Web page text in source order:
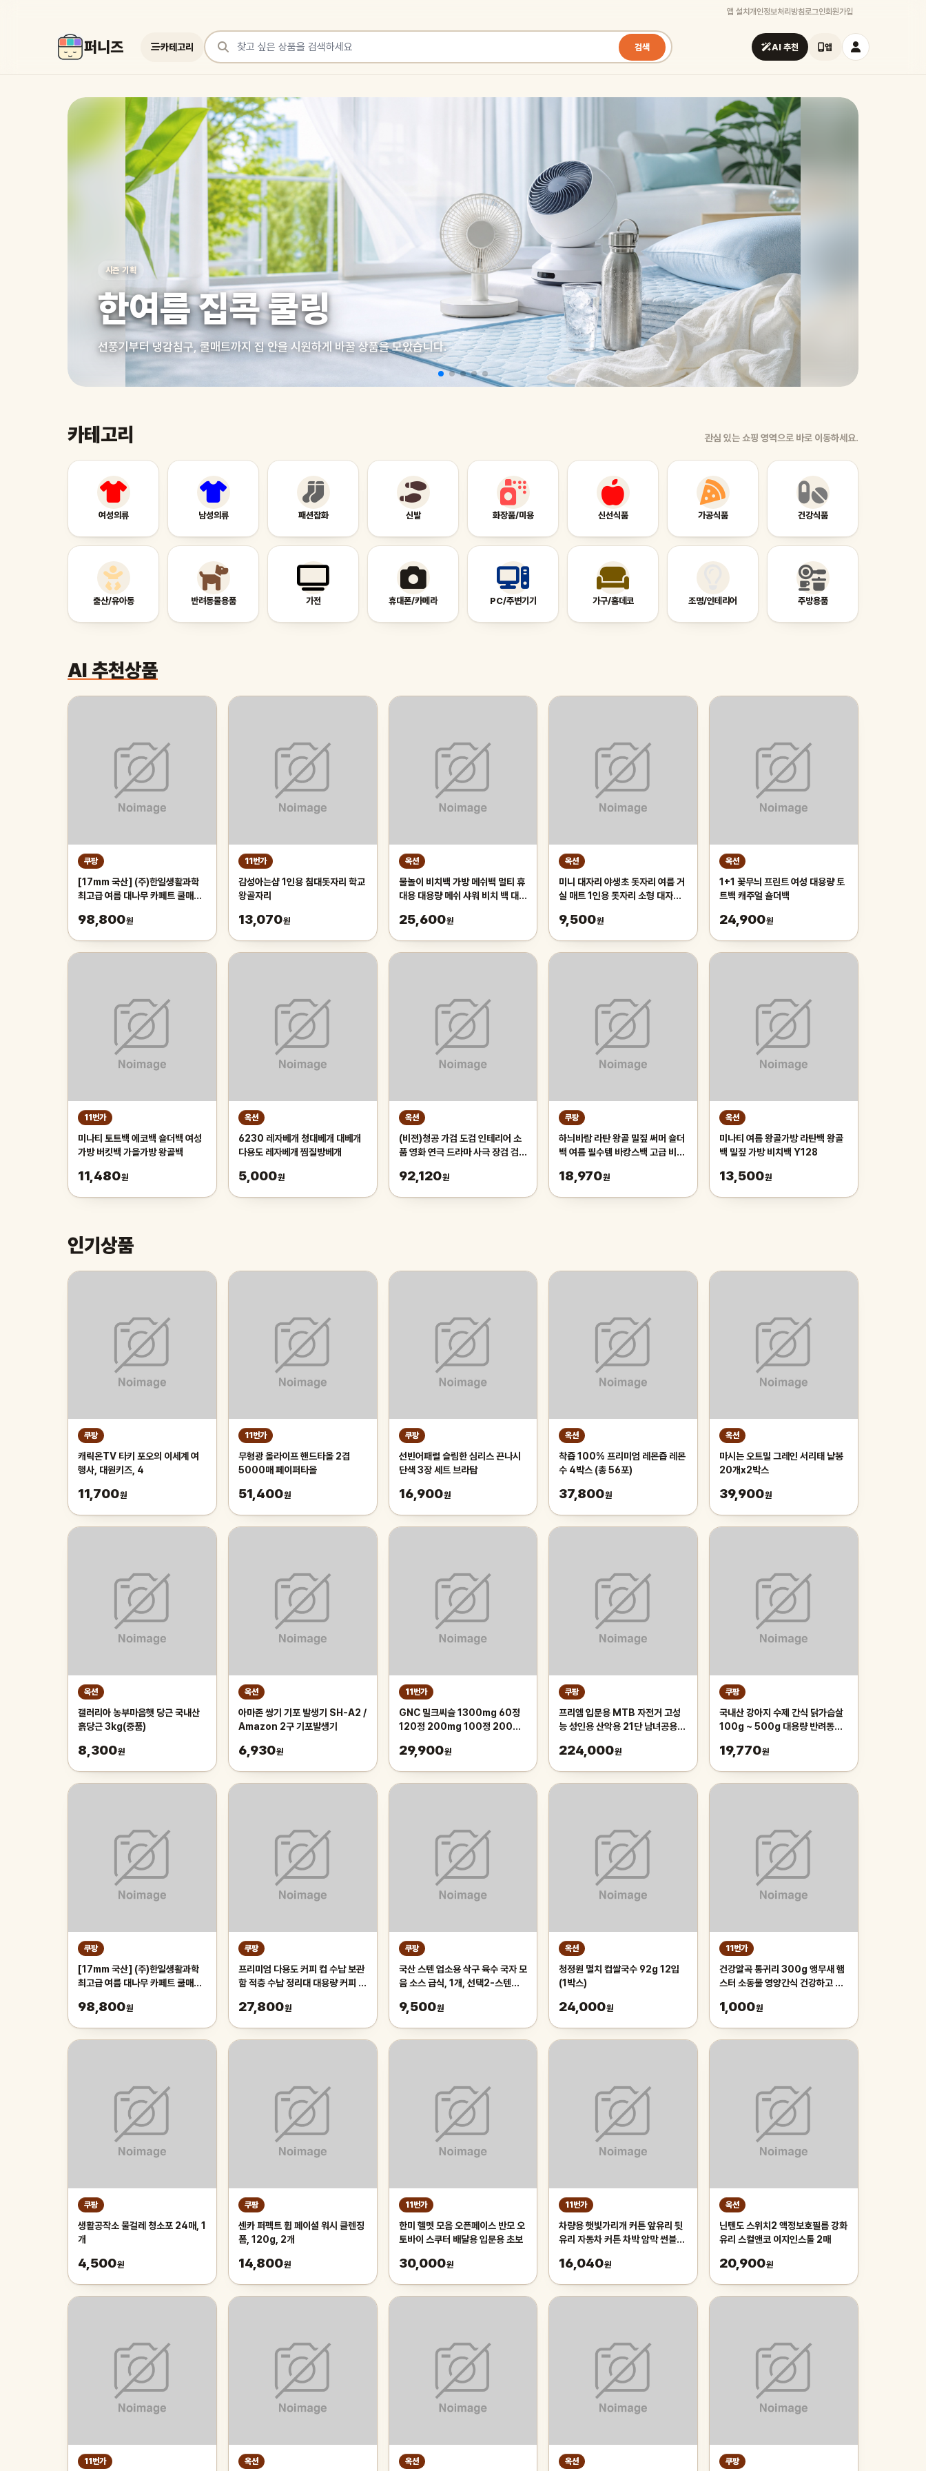
앱 설치 개인정보처리방침로그인회원가입
퍼니즈 카테고리
상품 검색
검색 AI 추천 앱
여러 쇼핑몰 상품을 한곳에서 찾아보세요
시즌 기획
한여름 집콕 쿨링
선풍기부터 냉감침구, 쿨매트까지 집 안을 시원하게 바꿀 상품을 모았습니다.
카테고리 관심 있는 쇼핑 영역으로 바로 이동하세요.
여성의류 남성의류 패션잡화 신발 화장품/미용 신선식품 가공식품 건강식품
출산/유아동 반려동물용품 가전 휴대폰/카메라 PC/주변기기 가구/홈데코 조명/인테리어 주방용품
AI 추천상품
쿠팡
[17mm 국산] (주)한일생활과학
최고급 여름 대나무 카페트 쿨매트
실 침대 장판 자리_두꺼운 폭신한
98,800원
11번가
감성아는샵 1인용 침대돗자리 학교
왕골자리
13,070원
옥션
물놀이 비치백 가방 메쉬백 멀티 휴
대용 대용량 메쉬 샤워 비치 백 대학
25,600원
옥션
미니 대자리 야생초 돗자리 여름 거
실 매트 1인용 돗자리 소형 대자리
9,500원
옥션
1+1 꽃무늬 프린트 여성 대용량 토
트백 캐주얼 숄더백
24,900원
11번가
미나티 토트백 에코백 숄더백 여성
가방 버킷백 가을가방 왕골백
11,480원
옥션
6230 레자베개 청대베개 대베개
다용도 레자베개 찜질방베개
5,000원
옥션
(비젼)청공 가검 도검 인테리어 소
품 영화 연극 드라마 사극 장검 검도
92,120원
쿠팡
하늬바람 라탄 왕골 밀짚 써머 숄더
백 여름 필수템 바캉스백 고급 비치
18,970원
옥션
미나티 여름 왕골가방 라탄백 왕골
백 밀짚 가방 비치백 Y128
13,500원
인기상품
쿠팡
캐릭온TV 타키 포오의 이세계 여
행사, 대원키즈, 4
11,700원
11번가
무형광 올라이프 핸드타올 2겹
5000매 페이퍼타올
51,400원
쿠팡
선빈어패럴 슬림한 심리스 끈나시
단색 3장 세트 브라탑
16,900원
옥션
착즙 100% 프리미엄 레몬즙 레몬
수 4박스 (총 56포)
37,800원
옥션
마시는 오트밀 그레인 서리태 낱봉
20개x2박스
39,900원
옥션
갤러리아 농부마음햇 당근 국내산
흙당근 3kg(중품)
8,300원
옥션
아마존 쌍기 기포 발생기 SH-A2 /
Amazon 2구 기포발생기
6,930원
11번가
GNC 밀크씨슬 1300mg 60정
120정 200mg 100정 200정
29,900원
쿠팡
프리엠 입문용 MTB 자전거 고성
능 성인용 산악용 21단 남녀공용
175cm, 그레이 오렌지/21단/26
224,000원
쿠팡
국내산 강아지 수제 간식 닭가슴살
100g ~ 500g 대용량 반려동물
개
19,770원
쿠팡
[17mm 국산] (주)한일생활과학
최고급 여름 대나무 카페트 쿨매트
실 침대 장판 자리_두꺼운 폭신한
98,800원
쿠팡
프리미엄 다용도 커피 컵 수납 보관
함 적층 수납 정리대 대용량 커피 트
27,800원
쿠팡
국산 스텐 업소용 삭구 육수 국자 모
음 소스 급식, 1개, 선택2-스텐파
9,500원
옥션
청정원 멸치 컵쌀국수 92g 12입
(1박스)
24,000원
11번가
건강알곡 통귀리 300g 앵무새 햄
스터 소동물 영양간식 건강하고 깨
1,000원
쿠팡
생활공작소 물걸레 청소포 24매, 1
개
4,500원
쿠팡
센카 퍼펙트 휩 페이셜 워시 클렌징
폼, 120g, 2개
14,800원
11번가
한미 헬멧 모음 오픈페이스 반모 오
토바이 스쿠터 배달용 입문용 초보
30,000원
11번가
차량용 햇빛가리개 커튼 앞유리 뒷
유리 자동차 커튼 차박 암막 썬블라
유리햇
16,040원
옥션
닌텐도 스위치2 액정보호필름 강화
유리 스컬앤코 이지인스톨 2매
20,900원
11번가 옥션 옥션 옥션 쿠팡